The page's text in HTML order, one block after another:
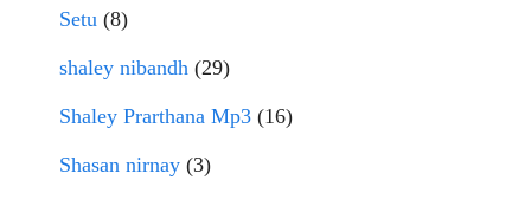
Setu (8)
shaley nibandh (29)
Shaley Prarthana Mp3 (16)
Shasan nirnay (3)